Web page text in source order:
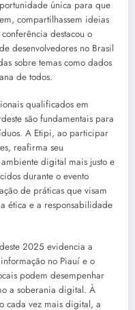
única para que
compartilhassem ideias
destacou o
desenvolvedores no Brasil
sobre temas como dados
de todos.
qualificados em
são fundamentais para
A Etipi, ao participar
reafirma seu
digital mais justo e
durante o evento
de práticas que visam
ética e a responsabilidade
2025 evidencia a
no Piauí e o
podem desempenhar
a soberania digital. À
cada vez mais digital, a